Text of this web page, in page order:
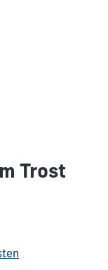
Trost